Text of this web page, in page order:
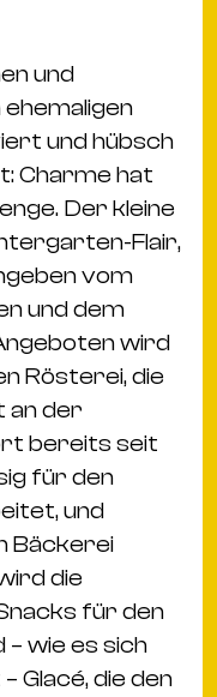
und
und hübsch
Charme hat
Der kleine
Flair,
vom
und dem
wird
Rösterei, die
an der
bereits seit
für den
und
Bäckerei
die
für den
wie es sich
Glacé, die den